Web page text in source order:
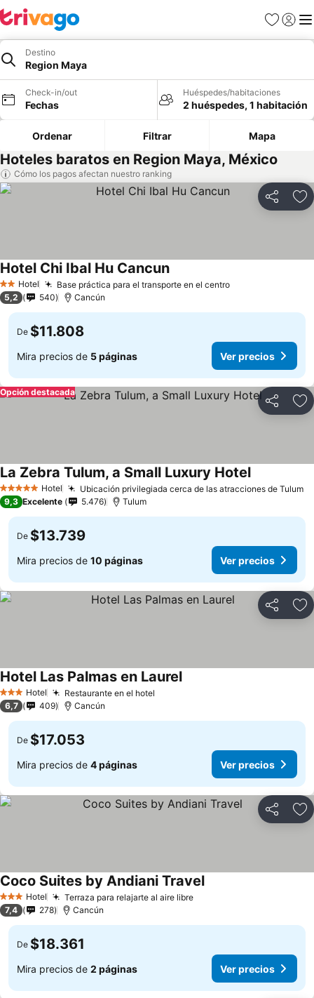
Favoritos
Iniciar
Destino
Region Maya
Check-in/out
Fechas
Huéspedes/habitaciones
2 huéspedes, 1 habitación
Ordenar Filtrar Mapa
Hoteles baratos en Region Maya, México
Cómo los pagos afectan nuestro ranking
Compartir
2 Estrellas
Hotel Base práctica para el transporte en el centro
Hotel Chi Ibal Hu Cancun
5,2 540 Cancún
De $11.808
Mira precios de 5 páginas Ver precios
Compartir
Opción destacada
5 Estrellas Hotel Ubicación privilegiada cerca de las atracciones de Tulum
La Zebra Tulum, a Small Luxury Hotel
9,3 Excelente 5.476 Tulum
De $13.739
Mira precios de 10 páginas Ver precios
Compartir
3 Estrellas
Hotel Restaurante en el hotel
Hotel Las Palmas en Laurel
6,7 409 Cancún
De $17.053
Mira precios de 4 páginas Ver precios
Compartir
3 Estrellas
Hotel Terraza para relajarte al aire libre
Coco Suites by Andiani Travel
7,4 278 Cancún
De $18.361
Mira precios de 2 páginas Ver precios